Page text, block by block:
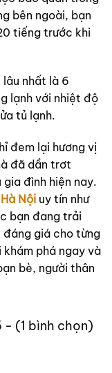
bên ngoài, bạn
tiếng trước khi
nhất là 6
lạnh với nhiệt độ
tủ lạnh.
đem lại hương vị
đã dần trơt
đình hiện nay.
Nội uy tín như
bạn đang trải
giá cho từng
phá ngay và
bè, người thân
- (1 bình chọn)